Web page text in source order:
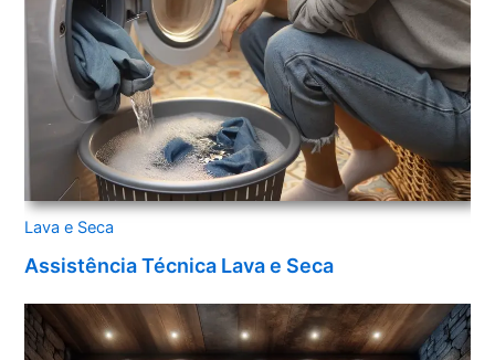
Lava e Seca
Assistência Técnica Lava e Seca